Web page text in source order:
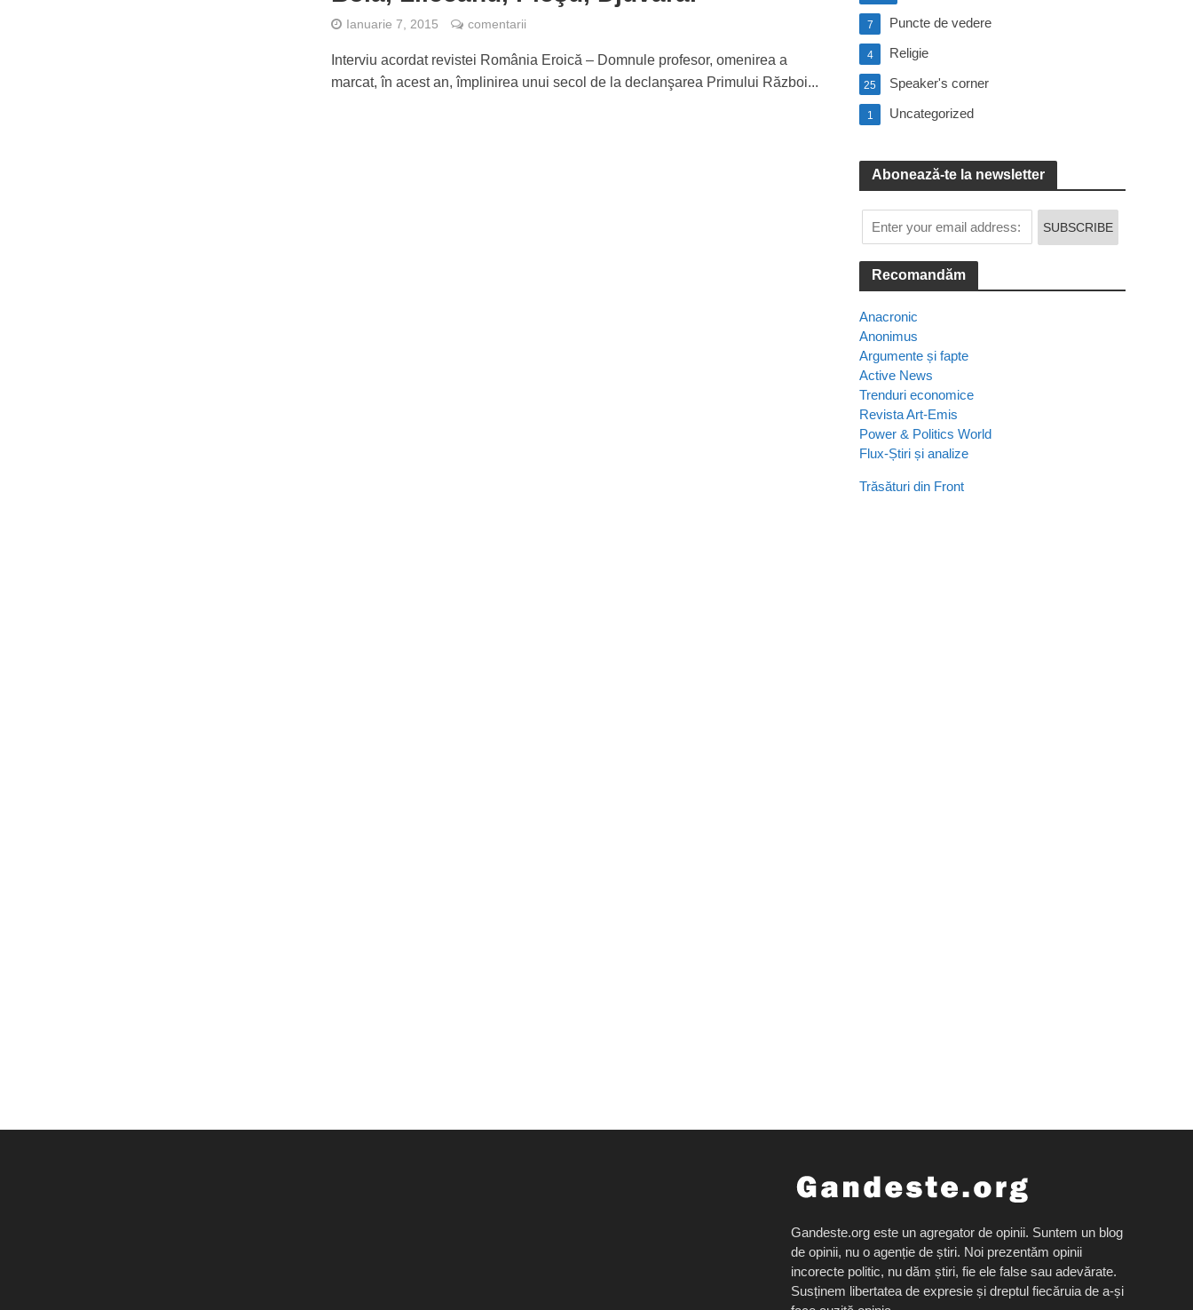
Ianuarie 7, 2015 comentarii
Interviu acordat revistei România Eroică – Domnule profesor, omenirea a
marcat, în acest an, împlinirea unui secol de la declanşarea Primului Război...
Puncte de vedere
7
Religie
4
Speaker's corner
25
Uncategorized
1
Abonează-te la newsletter
Recomandăm
Anacronic
Anonimus
Argumente și fapte
Active News
Trenduri economice
Revista Art-Emis
Power & Politics World
Flux-Știri și analize
Trăsături din Front
Gandeste.org este un agregator de opinii. Suntem un blog
de opinii, nu o agenție de știri. Noi prezentăm opinii
incorecte politic, nu dăm știri, fie ele false sau adevărate.
Susținem libertatea de expresie și dreptul fiecăruia de a-și